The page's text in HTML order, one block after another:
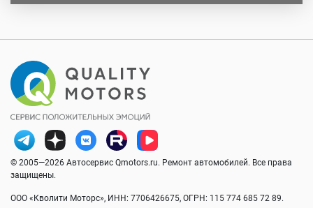
© 2005—2026 Автосервис Qmotors.ru. Ремонт автомобилей. Все права
защищены.
ООО «Кволити Моторс», ИНН: 7706426675, ОГРН: 115 774 685 72 89.